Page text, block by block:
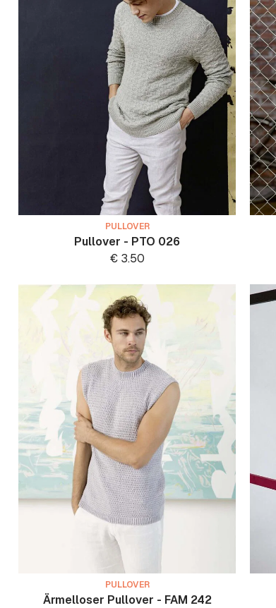
PULLOVER
Pullover - PTO 026
€ 3.50
PULLOVER
Ärmelloser Pullover - FAM 242